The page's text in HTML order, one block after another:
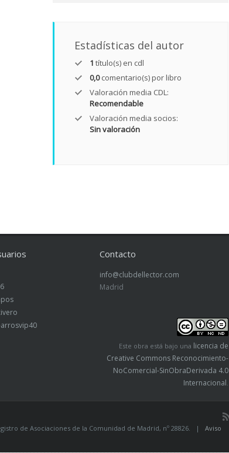
Estadísticas del autor
1 título(s) en cdl
0,0comentario(s) por libro
Valoración media CDL:
Recomendable
Valoración media socios:
Sin valoración
Contacto
info@clubdellector.com
Madrid
Este obra está bajo una licencia de
Creative Commons Reconocimiento-
NoComercial-SinObraDerivada 4.0
Internacional
de Asociaciones de la Comunidad de Madrid, nº 28826. | Aviso